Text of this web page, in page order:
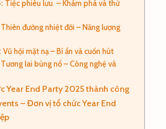
phiêu lưu – Khám phá và thử
đường nhiệt đới – Năng lượng
hội mặt nạ – Bí ẩn và cuốn hút
lai bùng nổ – Công nghệ và
Year End Party 2025 thành công
– Đơn vị tổ chức Year End